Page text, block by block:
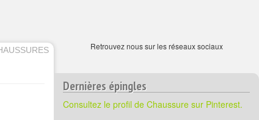
Dernières épingles
Consultez le profil de Chaussure sur Pinterest.
Retrouvez nous sur les réseaux sociaux